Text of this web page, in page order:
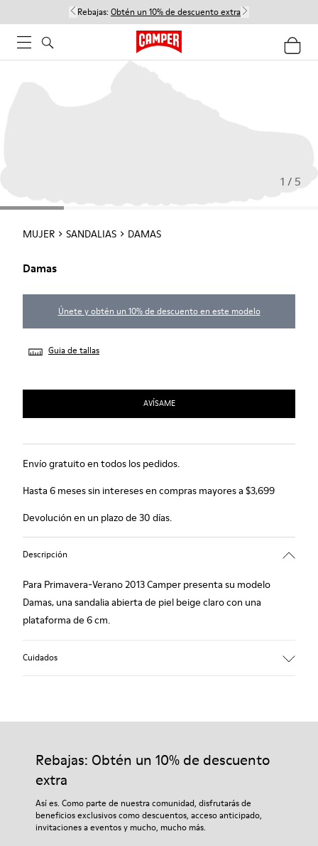
Rebajas: Obtén un 10% de descuento extra
1 / 5
MUJER SANDALIAS DAMAS
Damas
Únete y obtén un 10% de descuento en este modelo
Guia de tallas
AVÍSAME
Envío gratuito en todos los pedidos.
Hasta 6 meses sin intereses en compras mayores a $3,699
Devolución en un plazo de 30 días.
Descripción
Para Primavera-Verano 2013 Camper presenta su modelo
Damas, una sandalia abierta de piel beige claro con una
plataforma de 6 cm.
Cuidados
Nuestros zapatos se han fabricado con materiales de primera
garantizará que duren más tiempo.
Si deseas obtener información detallada sobre cómo cuidar de
tu par, visita nuestraGuía para el cuidado del calzado.
Rebajas: Obtén un 10% de descuento
extra
Así es. Como parte de nuestra comunidad, disfrutarás de
beneficios exclusivos como descuentos, acceso anticipado,
invitaciones a eventos y mucho, mucho más.